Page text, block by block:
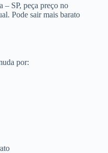
– SP, peça preço no
Pode sair mais barato
por: